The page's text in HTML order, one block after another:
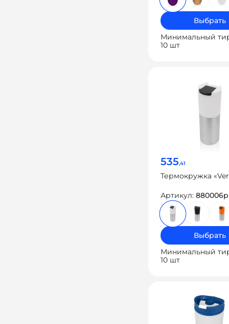
Выбрать
Минимальный
10 шт
535,41
Термокружка
Артикул: 880006p
Выбрать
Минимальный
10 шт